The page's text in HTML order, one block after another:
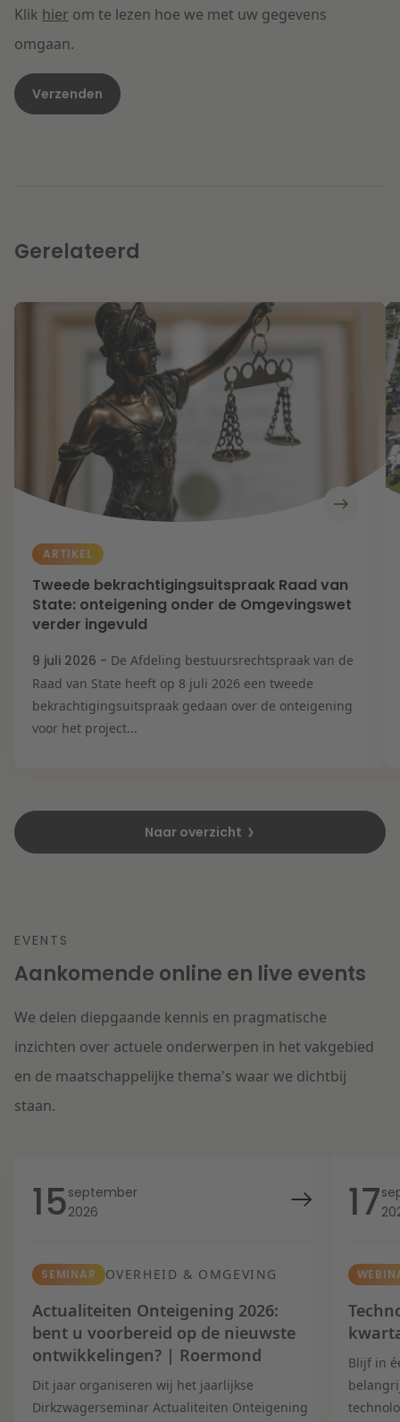
Klik hier om te lezen hoe we met uw gegevens
omgaan.
Gerelateerd
ARTIKEL
Tweede bekrachtigingsuitspraak Raad van
State: onteigening onder de Omgevingswet
verder ingevuld
9 juli 2026 - De Afdeling bestuursrechtspraak van de
Raad van State heeft op 8 juli 2026 een tweede
bekrachtigingsuitspraak gedaan over de onteigening
voor het project...
Naar overzicht
EVENTS
Aankomende online en live events
We delen diepgaande kennis en pragmatische
inzichten over actuele onderwerpen in het vakgebied
en de maatschappelijke thema's waar we dichtbij
staan.
15september
2026
SEMINAR OVERHEID & OMGEVING
Actualiteiten Onteigening 2026:
bent u voorbereid op de nieuwste
ontwikkelingen? | Roermond
Dit jaar organiseren wij het jaarlijkse
Dirkzwagerseminar Actualiteiten Onteigening
17
Blijf in